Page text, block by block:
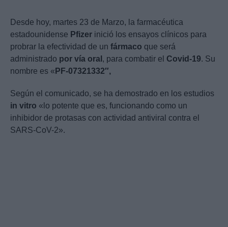
Desde hoy, martes 23 de Marzo, la farmacéutica
estadounidense Pfizer inició los ensayos clínicos para
probrar la efectividad de un fármaco que será
administrado por vía oral , para combatir el Covid-19. Su
nombre es « PF-07321332″,
Según el comunicado, se ha demostrado en los estudios
in vitro «lo potente que es, funcionando como un
inhibidor de protasas con actividad antiviral contra el
SARS-CoV-2».